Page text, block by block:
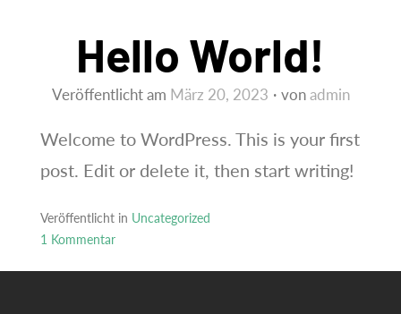
Hello World!
Veröffentlicht am März 20, 2023 vonadmin
Welcome to WordPress. This is your first
post. Edit or delete it, then start writing!
Veröffentlicht in Uncategorized
1 Kommentar